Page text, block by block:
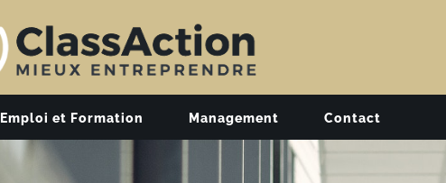
Emploi et Formation Management Contact